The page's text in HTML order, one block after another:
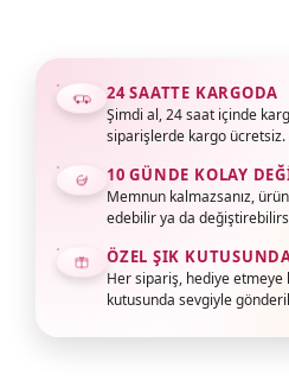
24 SAATTE KARGODA
Şimdi al, 24 saat içinde
siparişlerde kargo ücretsiz.
10 GÜNDE KOLAY
Memnun kalmazsanız,
edebilir ya da
ÖZEL ŞIK
Her sipariş, hediye etmeye
kutusunda sevgiyle